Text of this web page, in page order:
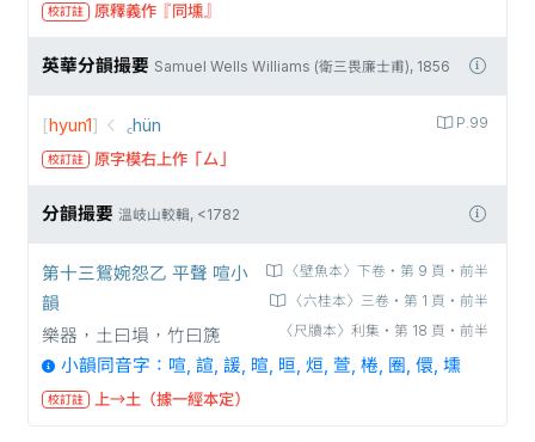
校訂註 原釋義作『同壎』
英華分韻撮要 Samuel Wells Williams (衛三畏廉士甫), 1856
P.99
[hyun1] ꜀hün
校訂註 原字模右上作「厶」
分韻撮要 溫岐山較輯, <1782
〈壁魚本〉下卷‧第 9 頁‧前半
〈六桂本〉三卷‧第 1 頁‧前半
〈尺牘本〉利集‧第 18 頁‧前半
第十三鴛婉怨乙 平聲 喧小
韻
樂器，土曰塤，竹曰篪
小韻同音字：喧, 諠, 諼, 暄, 晅, 烜, 萱, 棬, 圈, 儇, 壎
校訂註 上→土（據一經本定）